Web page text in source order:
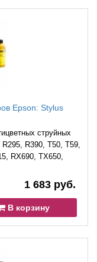
Epson: Stylus
струйных
R390, T50, T59,
RX690, TX650,
1 683 руб.
В корзину